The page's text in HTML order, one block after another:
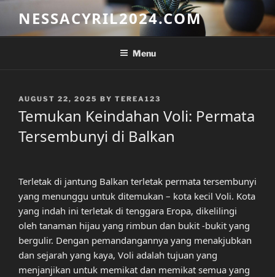
content
NESSACYRIL2024.COM
Menu
POSTED
AUGUST 22, 2025 BY TEREA123
Temukan Keindahan Voli: Permata
Tersembunyi di Balkan
Terletak di jantung Balkan terletak permata tersembunyi
yang menunggu untuk ditemukan – kota kecil Voli. Kota
yang indah ini terletak di tenggara Eropa, dikelilingi
oleh tanaman hijau yang rimbun dan bukit -bukit yang
bergulir. Dengan pemandangannya yang menakjubkan
dan sejarah yang kaya, Voli adalah tujuan yang
menjanjikan untuk memikat dan memikat semua yang